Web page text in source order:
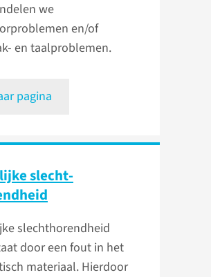
we
en/of
en taalproblemen.
pagina
slecht­
slechthorendheid
door een fout in het
materiaal. Hierdoor